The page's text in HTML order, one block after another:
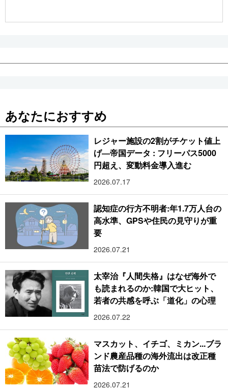
あなたにおすすめ
レジャー施設の2割がチケット値上
げ―帝国データ : フリーパス5000
円超え、変動料金導入進む
2026.07.17
認知症の行方不明者:年1.7万人台の
高水準、GPSや住民の見守りが重
要
2026.07.21
太宰治『人間失格』はなぜ海外で
も読まれるのか:韓国で大ヒット、
若者の共感を呼ぶ「道化」の心理
2026.07.22
マスカット、イチゴ、ミカン...ブラ
ンド農産品種の海外流出は改正種
苗法で防げるのか
2026.07.21